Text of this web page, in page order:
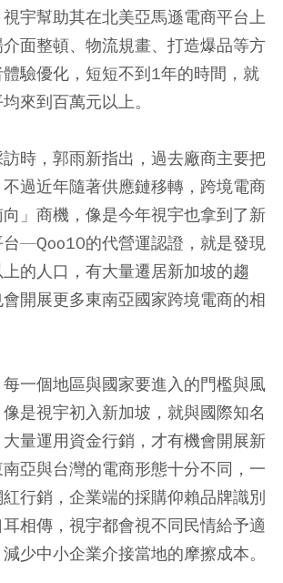
宇幫助其在北美亞馬遜電商平台上
面整頓、物流規畫、打造爆品等方
驗優化，短短不到1年的時間，就
來到百萬元以上。
時，郭雨新指出，過去廠商主要把
過近年隨著供應鏈移轉，跨境電商
」商機，像是今年視宇也拿到了新
台—Qoo10的代營運認證，就是發現
的人口，有大量遷居新加坡的趨
開展更多東南亞國家跨境電商的相
一個地區與國家要進入的門檻與風
是視宇初入新加坡，就與國際知名
量運用資金行銷，才有機會開展新
亞與台灣的電商形態十分不同，一
行銷，企業端的採購仰賴品牌識別
相傳，視宇都會視不同民情給予適
少中小企業介接當地的摩擦成本。